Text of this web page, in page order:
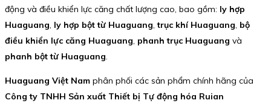
động và điều khiển lực căng chất lượng cao, bao gồm: ly hợp
Huaguang, ly hợp bột từ Huaguang,trục khí Huaguang, bộ
điều khiển lực căng Huaguang, phanh trục Huaguang và
phanh bột từ Huaguang.
Huaguang Việt Nam phân phối các sản phẩm chính hãng của
Công ty TNHH Sản xuất Thiết bị Tự động hóa Ruian